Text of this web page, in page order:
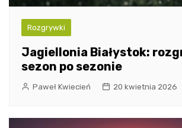
Rozgrywki
Jagiellonia Białystok:
sezon po sezonie
Paweł Kwiecień 20 kwietnia 2026